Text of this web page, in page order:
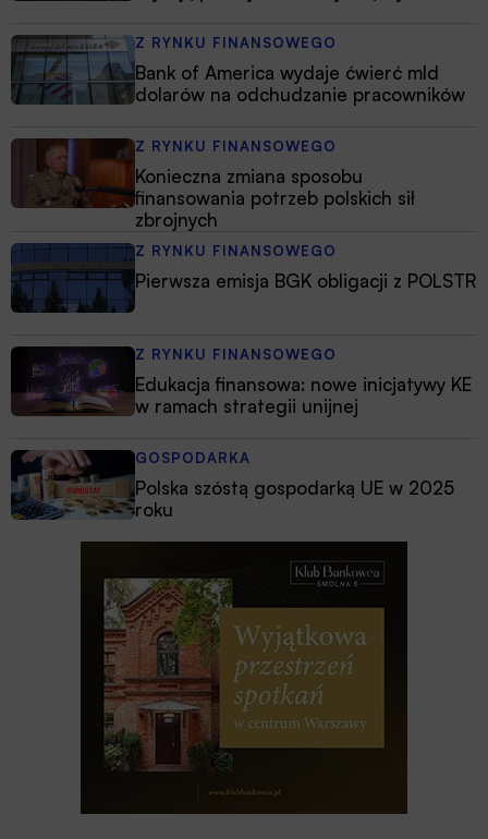
Z RYNKU FINANSOWEGO
Bank of America wydaje ćwierć mld
dolarów na odchudzanie pracowników
Z RYNKU FINANSOWEGO
Konieczna zmiana sposobu
finansowania potrzeb polskich sił
zbrojnych
Z RYNKU FINANSOWEGO
Pierwsza emisja BGK obligacji z POLSTR
Z RYNKU FINANSOWEGO
Edukacja finansowa: nowe inicjatywy KE
w ramach strategii unijnej
GOSPODARKA
Polska szóstą gospodarką UE w 2025
roku